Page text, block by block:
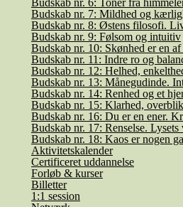
Budskab nr. 7: Mildhed og
Budskab nr. 8: Østens filosofi.
Budskab nr. 9: Følsom og intuitiv
Budskab nr. 10: Skønhed er en
Budskab nr. 11: Indre ro og
Budskab nr. 12: Helhed,
Budskab nr. 13: Månegudinde.
Budskab nr. 14: Renhed og et
Budskab nr. 15: Klarhed,
Budskab nr. 16: Du er en ener.
Budskab nr. 17: Renselse. Lysets
Budskab nr. 18: Kaos er nogen
Aktivitetskalender
Certificeret uddannelse
Forløb & kurser
Billetter
1:1 session